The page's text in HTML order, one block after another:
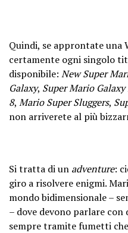
Quindi, se approntate una
certamente ogni singolo
disponibile: New Super
Galaxy, Super Mario Galaxy
8, Mario Super Sluggers,
non arriverete al più
Si tratta di un adventure:
giro a risolvere enigmi.
mondo bidimensionale –
– dove devono parlare
sempre tramite fumetti